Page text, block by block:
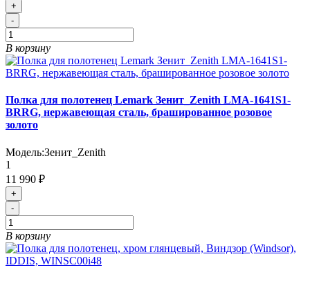
+
-
В корзину
Полка для полотенец Lemark Зенит_Zenith LMA-1641S1-
BRRG, нержавеющая сталь, брашированное розовое
золото
Модель:Зенит_Zenith
1
11 990 ₽
+
-
В корзину